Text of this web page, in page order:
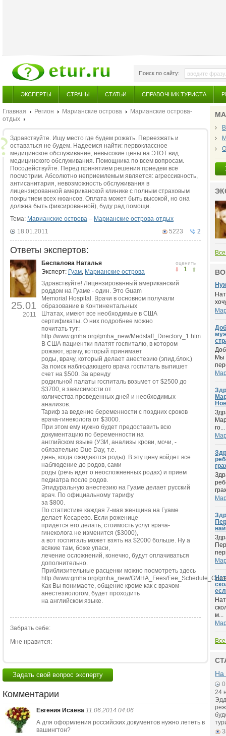
Поиск по сайту:
ЭКСПЕРТЫ СТРАНЫ СТАТЬИ СПРАВОЧНИК ТУРИСТА
Главная Регион Марианские острова
Марианские острова-
отдых
Здравствуйте. Ищу место где будем рожать. Переезжать и
оставаться не будем. Надеемся найти: первоклассное
медицинское обслуживание, невысокие цены на ЭТОТ вид
медицинского обслуживания. Помощника по всем вопросам.
Посодействуйте. Перед принятием решения приедем все
посмотрим. Абсолютно неприемлемым является: агрессивность,
антисанитария, невозможность обслуживания в
лицензированной американской клинике с полным страховым
покрытием всех нюансов. Оплата может быть высокой, но она
должна быть фиксированной), буду рад помощи.
Тема: Марианские острова – Марианские острова-отдых
2
5223
18.01.2011
Ответы экспертов:
25.01
2011
оценить
1
Беспалова Наталья
Эксперт: Гуам, Марианские острова
Здравствуйте! Лицензированный американский
роддом на Гуаме - один. Это Guam
Memorial Hospital. Врачи в основном получали
образование в Континентальных
Штатах, имеют все необходимые в США
сертификаты. О них подробнее можно
почитать тут:
http://www.gmha.org/gmha_new/Medstaff_Directory_1.htm
В США пациентки платят госпиталю, в котором
рожают, врачу, который принимает
роды, врачу, который делает анестезию (эпид.блок.)
За поиск наблюдающего врача госпиталь выпишет
счет на $500. За аренду
родильной палаты госпиталь возьмет от $2500 до
$3700, в зависимости от
количества проведенных дней и необходимых
анализов.
Тариф за ведение беременности с поздних сроков
врача-гинеколога от $3000.
При этом ему нужно будет предоставить всю
документацию по беременности на
английском языке (УЗИ, анализы крови, мочи, -
обязательно Due Day, т.е.
день, когда ожидаются роды). В эту цену войдет все
наблюдение до родов, сами
роды (речь идет о неосложненных родах) и прием
педиатра после родов.
Эпидуральную анестезию на Гуаме делает русский
врач. По официальному тарифу
за $800.
По статистике каждая 7-мая женщина на Гуаме
делает Кесарево. Если роженице
придется его делать, стоимость услуг врача-
гинеколога не изменится ($3000),
а вот госпиталь может взять на $2000 больше. Ну а
всякие там, боже упаси,
лечение осложнений, конечно, будут оплачиваться
дополнительно.
Приблизительные расценки можно посмотреть здесь
http://www.gmha.org/gmha_new/GMHA_Fees/
Как Вы понимаете, общение кроме как с врачом-
анестезиологом, будет проходить
на английском языке.
Забрать себе:
Мне нравится:
Задать свой вопрос эксперту
Комментарии
Евгения Исаева 11.06.2014 04:06
А для оформления российских документов нужно лететь в
вашингтон?
Мы
го...
м...
На
24